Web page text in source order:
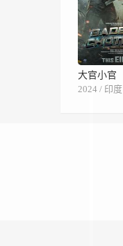
大官小官
2024 / 印度